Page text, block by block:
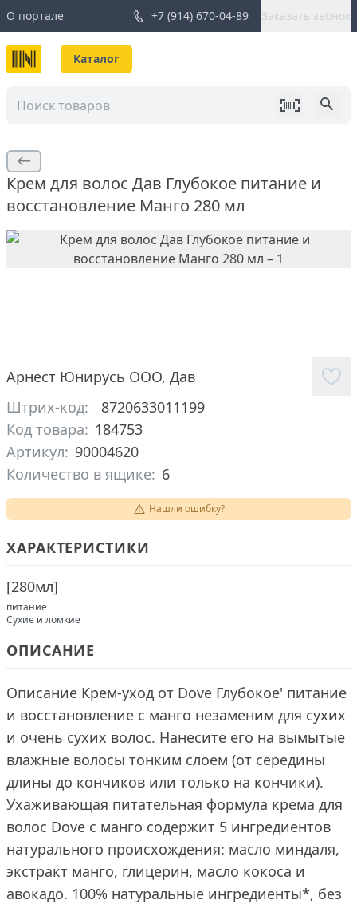
О портале +7 (914) 670-04-89 Заказать звонок
Каталог
Крем для волос Дав Глубокое питание и
восстановление Манго 280 мл
Арнест Юнирусь ООО, Дав
Штрих-код:
8720633011199
Код товара: 184753
Артикул: 90004620
Количество в ящике: 6
Нашли ошибку?
ХАРАКТЕРИСТИКИ
[280мл]
питание
Сухие и ломкие
ОПИСАНИЕ
Описание Крем-уход от Dove Глубокое' питание
и восстановление с манго незаменим для сухих
и очень сухих волос. Нанесите его на вымытые
влажные волосы тонким слоем (от середины
длины до кончиков или только на кончики).
Ухаживающая питательная формула крема для
волос Dove с манго содержит 5 ингредиентов
натурального происхождения: масло миндаля,
экстракт манго, глицерин, масло кокоса и
авокадо. 100% натуральные ингредиенты*, без